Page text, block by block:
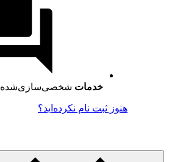
خدمات شخصی‌سازی‌شده
هنوز ثبت نام نکرده‌اید؟